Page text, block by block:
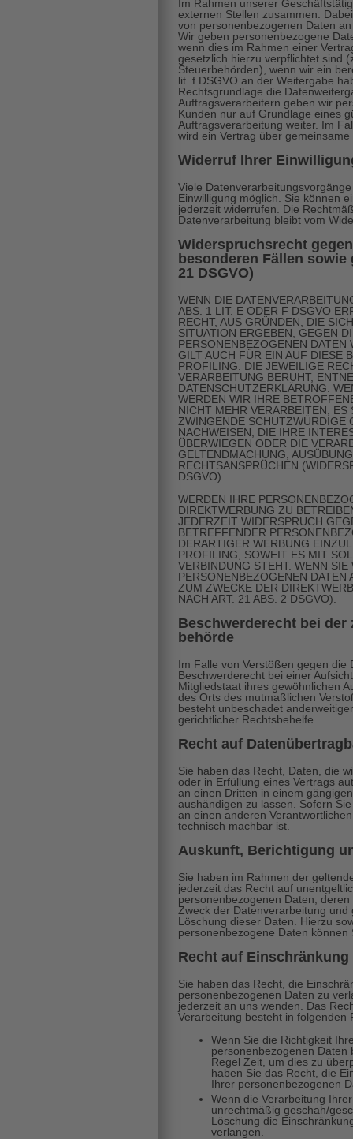
Im Rahmen unserer
externen Stellen zusammen.
von personenbezogenen Daten
Wir geben personenbezogene
wenn dies im Rahmen einer
gesetzlich hierzu verpflichtet sind
Steuerbehörden), wenn wir ein
lit. f DSGVO an der Weitergabe
Rechtsgrundlage die
Auftragsverarbeitern geben wir
Kunden nur auf Grundlage eines
Auftragsverarbeitung weiter. Im
wird ein Vertrag über
Widerruf Ihrer
Viele
Einwilligung möglich. Sie können
jederzeit widerrufen. Die
Datenverarbeitung bleibt vom
Widerspruchsrecht
besonderen Fällen
21 DSGVO)
WENN DIE
ABS. 1 LIT. E ODER F DSGVO
RECHT, AUS GRÜNDEN, DIE
SITUATION ERGEBEN, GEGEN
PERSONENBEZOGENEN
GILT AUCH FÜR EIN AUF DIESE
PROFILING. DIE JEWEILIGE
VERARBEITUNG BERUHT,
DATENSCHUTZERKLÄRUNG.
WERDEN WIR IHRE
NICHT MEHR VERARBEITEN, ES
ZWINGENDE SCHUTZWÜRDIGE
NACHWEISEN, DIE IHRE
ÜBERWIEGEN ODER DIE
GELTENDMACHUNG,
RECHTSANSPRÜCHEN
DSGVO).
WERDEN IHRE
DIREKTWERBUNG ZU
JEDERZEIT WIDERSPRUCH
BETREFFENDER
DERARTIGER WERBUNG
PROFILING, SOWEIT ES MIT
VERBINDUNG STEHT. WENN
PERSONENBEZOGENEN
ZUM ZWECKE DER
NACH ART. 21 ABS. 2 DSGVO).
Beschwerde­recht bei
behörde
Im Falle von Verstößen gegen die
Beschwerderecht bei einer
Mitgliedstaat ihres gewöhnlichen
des Orts des mutmaßlichen
besteht unbeschadet
gerichtlicher Rechtsbehelfe.
Recht auf
Sie haben das Recht, Daten, die
oder in Erfüllung eines Vertrags
an einen Dritten in einem
aushändigen zu lassen. Sofern
an einen anderen
technisch machbar ist.
Auskunft, Berichtigung
Sie haben im Rahmen der
jederzeit das Recht auf
personenbezogenen Daten,
Zweck der Datenverarbeitung
Löschung dieser Daten. Hierzu
personenbezogene Daten
Recht auf
Sie haben das Recht, die
personenbezogenen Daten zu
jederzeit an uns wenden. Das
Verarbeitung besteht in folgenden
Wenn Sie die Richtigkeit
personenbezogenen
Regel Zeit, um dies zu
haben Sie das Recht, die
Ihrer personenbezogenen
Wenn die Verarbeitung
unrechtmäßig geschah/
Löschung die
verlangen.